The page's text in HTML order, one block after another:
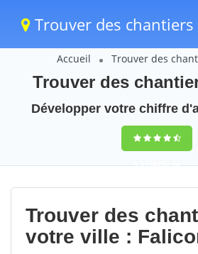
Trouver des chantiers
Accueil Trouver des
Trouver des
Développer votre chiffre
9,5(100%)40
votes
Trouver des
votre ville :